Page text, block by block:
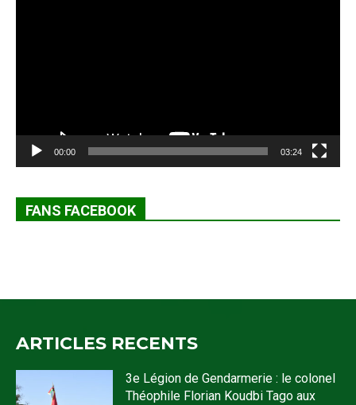
00:00 03:24
FANS FACEBOOK
ARTICLES RECENTS
3e Légion de Gendarmerie : le colonel
Théophile Florian Koudbi Tago aux